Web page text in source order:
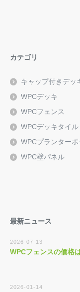
カテゴリ
キャップ付きデッ
WPCデッキ
WPCフェンス
WPCデッキタイル
WPCプランターポ
WPC壁パネル
最新ニュース
2026-07-13
WPCフェンスの価格
2026-01-14